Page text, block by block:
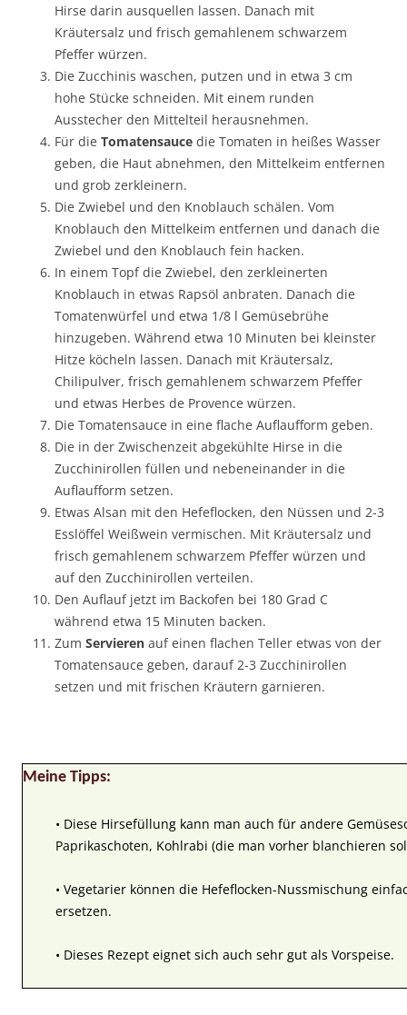
Hirse darin ausquellen lassen. Danach mit
Kräutersalz und frisch gemahlenem schwarzem
Pfeffer würzen.
Die Zucchinis waschen, putzen und in etwa 3 cm
hohe Stücke schneiden. Mit einem runden
Ausstecher den Mittelteil herausnehmen.
Für die Tomatensauce die Tomaten in heißes Wasser
geben, die Haut abnehmen, den Mittelkeim entfernen
und grob zerkleinern.
Die Zwiebel und den Knoblauch schälen. Vom
Knoblauch den Mittelkeim entfernen und danach die
Zwiebel und den Knoblauch fein hacken.
In einem Topf die Zwiebel, den zerkleinerten
Knoblauch in etwas Rapsöl anbraten. Danach die
Tomatenwürfel und etwa 1/8 l Gemüsebrühe
hinzugeben. Während etwa 10 Minuten bei kleinster
Hitze köcheln lassen. Danach mit Kräutersalz,
Chilipulver, frisch gemahlenem schwarzem Pfeffer
und etwas Herbes de Provence würzen.
Die Tomatensauce in eine flache Auflaufform geben.
Die in der Zwischenzeit abgekühlte Hirse in die
Zucchinirollen füllen und nebeneinander in die
Auflaufform setzen.
Etwas Alsan mit den Hefeflocken, den Nüssen und 2-3
Esslöffel Weißwein vermischen. Mit Kräutersalz und
frisch gemahlenem schwarzem Pfeffer würzen und
auf den Zucchinirollen verteilen.
Den Auflauf jetzt im Backofen bei 180 Grad C
während etwa 15 Minuten backen.
Zum Servieren auf einen flachen Teller etwas von der
Tomatensauce geben, darauf 2-3 Zucchinirollen
setzen und mit frischen Kräutern garnieren.
Meine Tipps:
• Diese Hirsefüllung kann man auch für andere
Paprikaschoten, Kohlrabi (die man vorher blanchieren
• Vegetarier können die Hefeflocken-Nussmischung
ersetzen.
• Dieses Rezept eignet sich auch sehr gut als Vorspeise.